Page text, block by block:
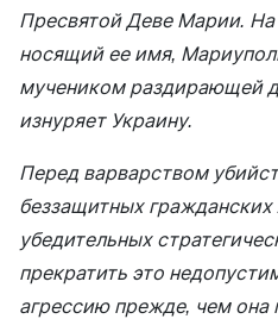
Пресвятой Деве Марии. На
носящий ее имя,
мучеником раздирающей
изнуряет Украину.
Перед варварством
беззащитных
убедительных
прекратить это
агрессию прежде, чем она